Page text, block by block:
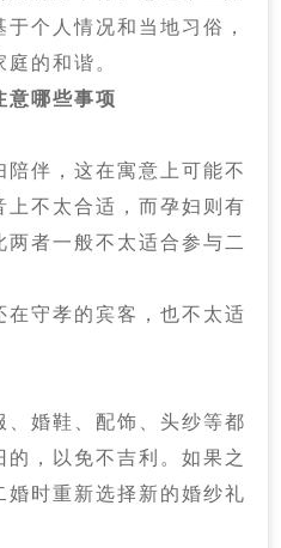
个人情况和当地习俗，
的和谐。
意哪些事项
伴，这在寓意上可能不
不太合适，而孕妇则有
者一般不太适合参与二
守孝的宾客，也不太适
婚鞋、配饰、头纱等都
，以免不吉利。如果之
时重新选择新的婚纱礼